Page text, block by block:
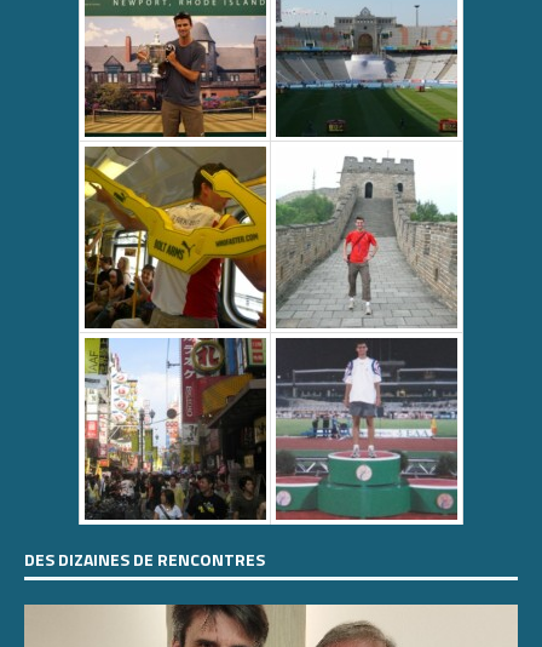
DES DIZAINES DE RENCONTRES